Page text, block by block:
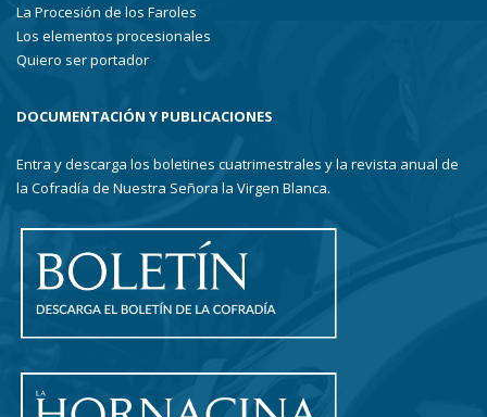
La Procesión de los Faroles
Los elementos procesionales
Quiero ser portador
DOCUMENTACIÓN Y PUBLICACIONES
Entra y descarga los boletines cuatrimestrales y la revista anual de
la Cofradía de Nuestra Señora la Virgen Blanca.